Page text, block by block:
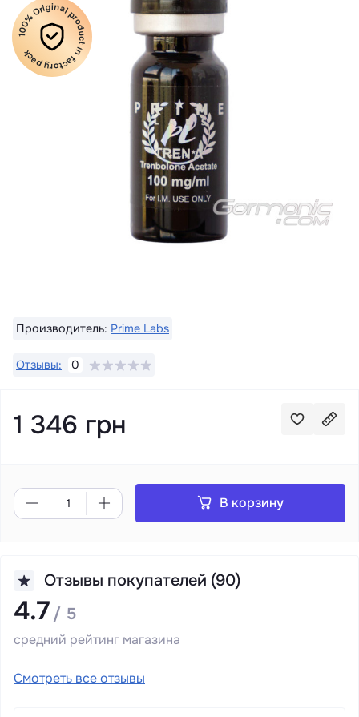
100% Original product in factory pack
Производитель: Prime Labs
Отзывы: 0
1 346 грн
В корзину
Отзывы покупателей (90)
4.7 / 5
средний рейтинг магазина
Смотреть все отзывы